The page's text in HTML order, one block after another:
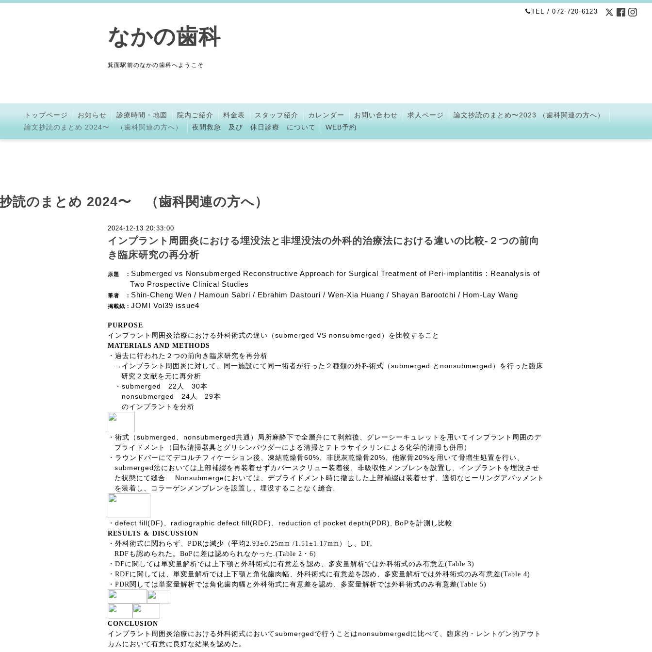
TEL / 072-720-6123
なかの歯科
箕面駅前のなかの歯科へようこそ
トップページ お知らせ 診療時間・地図 院内ご紹介 料金表 スタッフ紹介 カレンダー お問い合わせ 求人ページ
論文抄読のまとめ〜2023 （歯科関連の方へ）
論文抄読のまとめ 2024〜 （歯科関連の方へ）
夜間救急 及び 休日診療 について WEB予約
読のまとめ 2024〜 （歯科関連の方へ）
2024-12-13 20:33:00
インプラント周囲炎における埋没法と非埋没法の外科的治療法における違いの比較-２つの前向
き臨床研究の再分析
原題 ： Submerged vs Nonsubmerged Reconstructive Approach for Surgical Treatment of Peri-implantitis : Reanalysis of
Two Prospective Clinical Studies
筆者 ： Shin-Cheng Wen / Hamoun Sabri / Ebrahim Dastouri / Wen-Xia Huang / Shayan Barootchi / Hom-Lay Wang
掲載紙： JOMI Vol39 issue4
PURPOSE
インプラント周囲炎治療における外科術式の違い（ submerged VS nonsubmerged ）を比較すること
MATERIALS AND METHODS
・過去に行われた２つの前向き臨床研究を再分析
→インプラント周囲炎に対して、同一施設にて同一術者が行った２種類の外科術式（ submerged と nonsubmerged ）を行った臨床
研究２文献を元に再分析
・ submerged 22 人 30本
nonsubmerged 24 人 29本
のインプラントを分析
・術式（ submerged nonsubmerged共通）局所麻酔下で全層弁にて剥離後、グレーシーキュレットを用いてインプラント周囲のデ
ブライドメント（回転清掃器具とグリシンパウダーによる清掃とテトラサイクリンによる化学的清掃も併用）
・ラウンドバーにてデコルチフィケーション後、凍結乾燥骨60% 、非脱灰乾燥骨20% 、他家骨20%を用いて骨増生処置を行い、
submerged法においては上部補綴を再装着せずカバースクリュー装着後、非吸収性メンブレンを設置し、インプラントを埋没させ
た状態にて縫合
Nonsubmergeにおいては、デブライドメント時に撤去した上部補綴は装着せず、適切なヒーリングアバッメント
を装着し、コラーゲンメンブレンを設置し、埋没することなく縫合
・ defect fill(DF) radiographic defect fill(RDF) reduction of pocket depth(PDR), BoPを計測し比較
RESULTS & DISCUSSION
・外科術式に関わらず、 PDR は減少（平均 2.93±0.25mm /1.51 ± 1.17mm ）し、 DF,
RDF も認められた。 BoPに差は認められなかった .(Table 2 ・ 6)
・ DFに関しては単変量解析では上下顎と外科術式に有意差を認め、多変量解析では外科術式のみ有意差(Table 3)
・ RDFに関しては、単変量解析では上下顎と角化歯肉幅、外科術式に有意差を認め、多変量解析では外科術式のみ有意差(Table 4)
・ PDR 関しては単変量解析では角化歯肉幅と外科術式に有意差を認め、多変量解析では外科術式のみ有意差(Table 5)
CONCLUSION
インプラント周囲炎治療における外科術式においてsubmerged で行うことは nonsubmerged に比べて、臨床的・レントゲン的アウト
カムにおいて有意に良好な結果を認めた。